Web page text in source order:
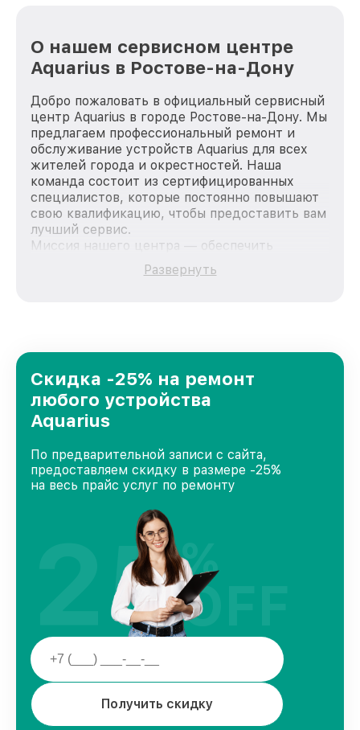
О нашем сервисном центре
Aquarius в Ростове-на-Дону
Добро пожаловать в официальный сервисный
центр Aquarius в городе Ростове-на-Дону. Мы
предлагаем профессиональный ремонт и
обслуживание устройств Aquarius для всех
жителей города и окрестностей. Наша
команда состоит из сертифицированных
специалистов, которые постоянно повышают
свою квалификацию, чтобы предоставить вам
лучший сервис.
Миссия нашего центра — обеспечить
качественный и доступный ремонт для
каждого пользователя продукции Aquarius,
городе Ростове-на-Дону, постоянно повышая
уровень доверия и лояльности наших
клиентов.
Развернуть
Скидка -25% на ремонт
любого устройства
Aquarius
По предварительной записи с сайта,
предоставляем скидку в размере -25%
на весь прайс услуг по ремонту
Получить скидку
25%
OFF